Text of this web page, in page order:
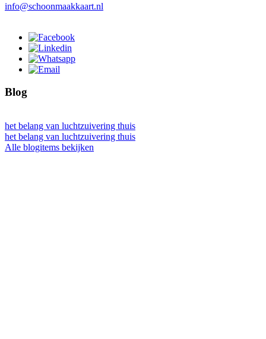
info@schoonmaakkaart.nl
Blog
het belang van luchtzuivering thuis
het belang van luchtzuivering thuis
Alle blogitems bekijken